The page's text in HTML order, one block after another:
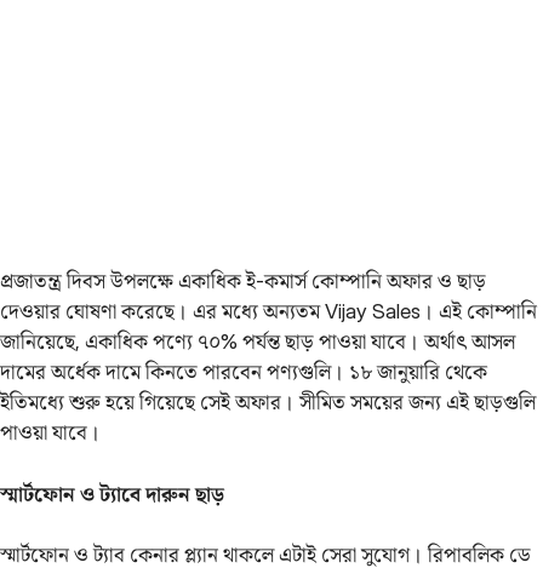
প্রজাতন্ত্র দিবস উপলক্ষে একাধিক ই-কমার্স কোম্পানি অফার ও ছাড়
দেওয়ার ঘোষণা করেছে। এর মধ্যে অন্যতম Vijay Sales। এই কোম্পানি
জানিয়েছে, একাধিক পণ্যে ৭০% পর্যন্ত ছাড় পাওয়া যাবে। অর্থাৎ আসল
দামের অর্ধেক দামে কিনতে পারবেন পণ্যগুলি। ১৮ জানুয়ারি থেকে
ইতিমধ্যে শুরু হয়ে গিয়েছে সেই অফার। সীমিত সময়ের জন্য এই ছাড়গুলি
পাওয়া যাবে।
স্মার্টফোন ও ট্যাবে দারুন ছাড়
স্মার্টফোন ও ট্যাব কেনার প্ল্যান থাকলে এটাই সেরা সুযোগ। রিপাবলিক ডে